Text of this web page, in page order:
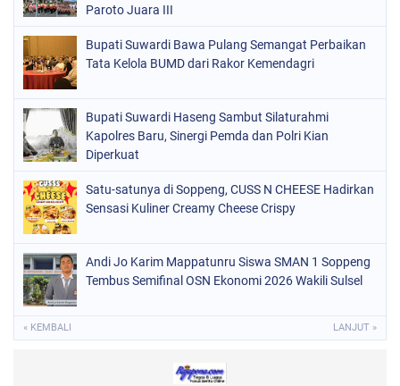
PERISTIWA
(157)
POLRI
SOPPENG
SULSEL
Paroto Juara III
Bupati Suwardi Bawa Pulang Semangat Perbaikan
Tata Kelola BUMD dari Rakor Kemendagri
Bupati Suwardi Haseng Sambut Silaturahmi
Kapolres Baru, Sinergi Pemda dan Polri Kian
Diperkuat
Satu-satunya di Soppeng, CUSS N CHEESE Hadirkan
Sensasi Kuliner Creamy Cheese Crispy
Andi Jo Karim Mappatunru Siswa SMAN 1 Soppeng
Tembus Semifinal OSN Ekonomi 2026 Wakili Sulsel
« KEMBALI LANJUT »